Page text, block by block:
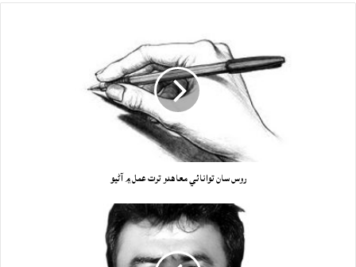
روس سان توانائي معاهدو ترت عمل ۾ آڻيو